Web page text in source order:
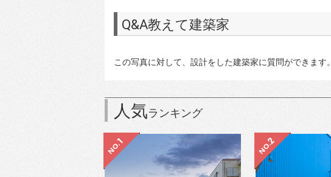
Q&A教えて建築家
この写真に対して、設計をした建築家に質問ができます。
人気ランキング